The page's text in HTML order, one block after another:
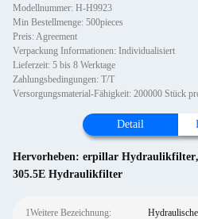
Modellnummer: H-H9923
Min Bestellmenge: 500pieces
Preis: Agreement
Verpackung Informationen: Individualisiert
Lieferzeit: 5 bis 8 Werktage
Zahlungsbedingungen: T/T
Versorgungsmaterial-Fähigkeit: 200000 Stück
Detail
Hervorheben: erpillar Hydraulikfilter,
305.5E Hydraulikfilter
1Weitere Bezeichnung: